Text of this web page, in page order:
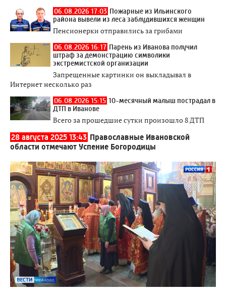
06.08.2026 17:03 Пожарные из Ильинского
района вывели из леса заблудившихся женщин
Пенсионерки отправились за грибами
06.08.2026 16:17 Парень из Иванова получил
штраф за демонстрацию символики
экстремистской организации
Запрещенные картинки он выкладывал в
Интернет несколько раз
06.08.2026 15:15 10-месячный малыш пострадал в
ДТП в Иванове
Всего за прошедшие сутки произошло 8 ДТП
28 августа 2025 13:43 Православные Ивановской
области отмечают Успение Богородицы